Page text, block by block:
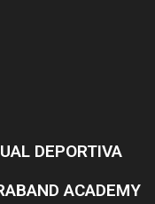
DEPORTIVA
ACADEMY